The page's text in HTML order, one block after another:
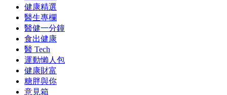
健康精選
醫生專欄
醫健一分鐘
食出健康
醫 Tech
運動懶人包
健康財富
糖胖與你
意見箱